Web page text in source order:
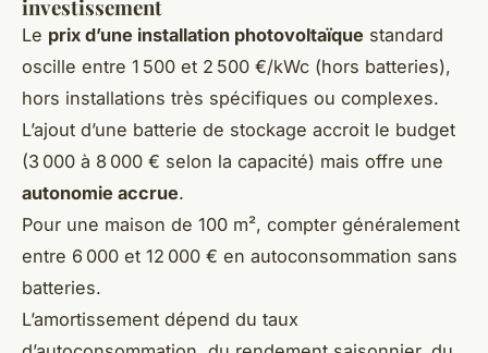
investissement
Le prix d’une installation photovoltaïque standard
oscille entre 1 500 et 2 500 €/kWc (hors batteries),
hors installations très spécifiques ou complexes.
L’ajout d’une batterie de stockage accroit le budget
(3 000 à 8 000 € selon la capacité) mais offre une
autonomie accrue.
Pour une maison de 100 m², compter généralement
entre 6 000 et 12 000 € en autoconsommation sans
batteries.
L’amortissement dépend du taux